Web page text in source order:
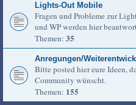
Lights-Out Mobile
Fragen und Probleme zur
und WP werden hier
Themen: 35
Anregungen/
Bitte posted hier eure Ideen,
Community wünscht.
Themen: 155